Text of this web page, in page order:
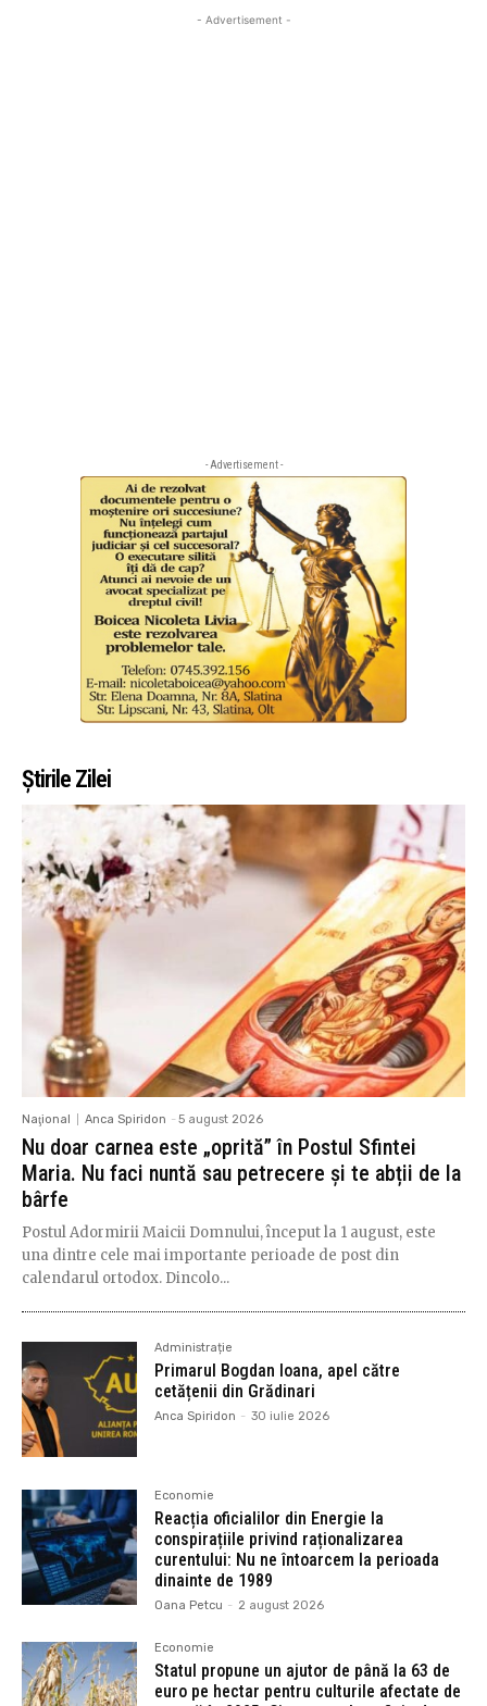
- Advertisement -
- Advertisement -
Știrile Zilei
Naţional Anca Spiridon - 5 august 2026
Nu doar carnea este „oprită” în Postul Sfintei
Maria. Nu faci nuntă sau petrecere și te abții de la
bârfe
Postul Adormirii Maicii Domnului, început la 1 august, este
una dintre cele mai importante perioade de post din
calendarul ortodox. Dincolo...
Administrație
Primarul Bogdan Ioana, apel către
cetățenii din Grădinari
Anca Spiridon - 30 iulie 2026
Economie
Reacția oficialilor din Energie la
conspirațiile privind raționalizarea
curentului: Nu ne întoarcem la perioada
dinainte de 1989
Oana Petcu - 2 august 2026
Economie
Statul propune un ajutor de până la 63 de
euro pe hectar pentru culturile afectate de